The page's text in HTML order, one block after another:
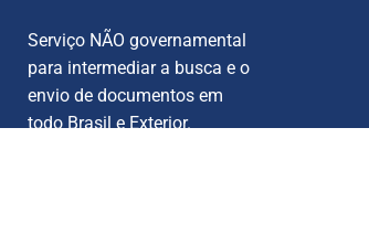
Serviço NÃO governamental
para intermediar a busca e o
envio de documentos em
todo Brasil e Exterior.